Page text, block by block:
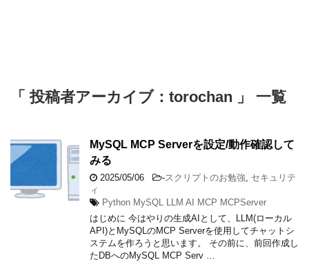
「 投稿者アーカイブ：torochan 」 一覧
MySQL MCP Serverを設定/動作確認して
みる
2025/05/06 -スクリプトのお勉強, セキュリテ
ィ
Python MySQL LLM AI MCP MCPServer
はじめに 今はやりの生成AIとして、LLM(ローカル
API)とMySQLのMCP Serverを使用してチャットシ
ステムを作ろうと思います。 その前に、前回作成し
たDBへのMySQL MCP Serv …